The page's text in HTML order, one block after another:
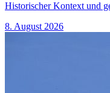
Historischer Kontext und
8. August 2026